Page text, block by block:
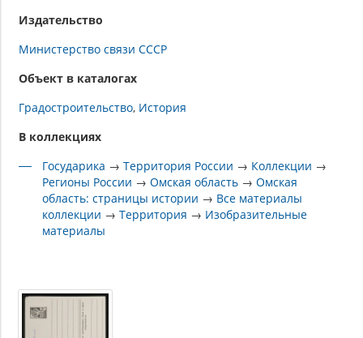
Издательство
Министерство связи СССР
Объект в каталогах
Градостроительство История
В коллекциях
Государика →Территория России → Коллекции →
Регионы России →Омская область →Омская
область: страницы истории → Все материалы
коллекции →Территория → Изобразительные
материалы